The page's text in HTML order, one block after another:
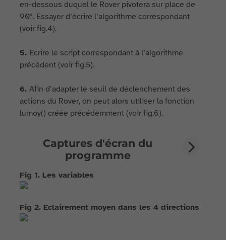
en-dessous duquel le Rover pivotera sur place de
90°. Essayer d’écrire l’algorithme correspondant
(voir fig.4).
5. Ecrire le script correspondant à l’algorithme
précédent (voir fig.5).
6.Afin d’adapter le seuil de déclenchement des
actions du Rover, on peut alors utiliser la fonction
lumoy() créée précédemment (voir fig.6).
Captures d'écran du
programme
Fig 1. Les variables
Fig 2. Eclairement moyen dans les 4 directions